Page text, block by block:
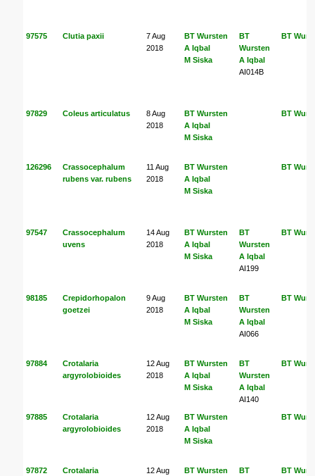
97575 Clutia paxii
7 Aug
2018
BT Wursten
A Iqbal
M Siska
BT
Wursten
A Iqbal
AI014B
BT
97829 Coleus articulatus
8 Aug
2018
BT Wursten
A Iqbal
M Siska
BT
126296
Crassocephalum
rubens var. rubens
11 Aug
2018
BT Wursten
A Iqbal
M Siska
BT
97547
Crassocephalum
uvens
14 Aug
2018
BT Wursten
A Iqbal
M Siska
BT
Wursten
A Iqbal
AI199
BT
98185
Crepidorhopalon
goetzei
9 Aug
2018
BT Wursten
A Iqbal
M Siska
BT
Wursten
A Iqbal
AI066
BT
97884
Crotalaria
argyrolobioides
12 Aug
2018
BT Wursten
A Iqbal
M Siska
BT
Wursten
A Iqbal
AI140
BT
97885
Crotalaria
argyrolobioides
12 Aug
2018
BT Wursten
A Iqbal
M Siska
BT
97872 Crotalaria 12 Aug BT Wursten BT BT